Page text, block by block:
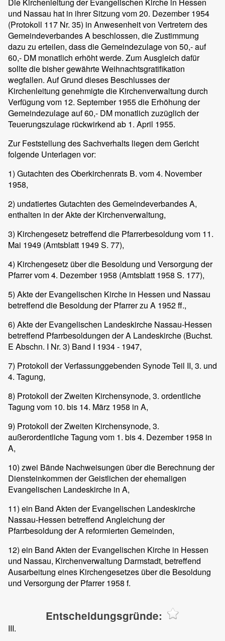
und Nassau hat in ihrer Sitzung vom 20. Dezember 1954
(Protokoll 117 Nr. 35) in Anwesenheit von Vertretern des
Gemeindeverbandes A beschlossen, die Zustimmung
dazu zu erteilen, dass die Gemeindezulage von 50,- auf
60,- DM monatlich erhöht werde. Zum Ausgleich dafür
sollte die bisher gewährte Weihnachtsgratifikation
wegfallen. Auf Grund dieses Beschlusses der
Kirchenleitung genehmigte die Kirchenverwaltung durch
Verfügung vom 12. September 1955 die Erhöhung der
Gemeindezulage auf 60,- DM monatlich zuzüglich der
Teuerungszulage rückwirkend ab 1. April 1955.
Zur Feststellung des Sachverhalts liegen dem Gericht
folgende Unterlagen vor:
1) Gutachten des Oberkirchenrats B. vom 4. November
1958,
2) undatiertes Gutachten des Gemeindeverbandes A,
enthalten in der Akte der Kirchenverwaltung,
3) Kirchengesetz betreffend die Pfarrerbesoldung vom 11.
Mai 1949 (Amtsblatt 1949 S. 77),
4) Kirchengesetz über die Besoldung und Versorgung der
Pfarrer vom 4. Dezember 1958 (Amtsblatt 1958 S. 177),
5) Akte der Evangelischen Kirche in Hessen und Nassau
betreffend die Besoldung der Pfarrer zu A 1952 ff.,
6) Akte der Evangelischen Landeskirche Nassau-Hessen
betreffend Pfarrbesoldungen der A Landeskirche (Buchst.
E Abschn. I Nr. 3) Band I 1934 - 1947,
7) Protokoll der Verfassunggebenden Synode Teil II, 3. und
4. Tagung,
8) Protokoll der Zweiten Kirchensynode, 3. ordentliche
Tagung vom 10. bis 14. März 1958 in A,
9) Protokoll der Zweiten Kirchensynode, 3.
außerordentliche Tagung vom 1. bis 4. Dezember 1958 in
A,
10) zwei Bände Nachweisungen über die Berechnung der
Diensteinkommen der Geistlichen der ehemaligen
Evangelischen Landeskirche in A,
11) ein Band Akten der Evangelischen Landeskirche
Nassau-Hessen betreffend Angleichung der
Pfarrbesoldung der A reformierten Gemeinden,
12) ein Band Akten der Evangelischen Kirche in Hessen
und Nassau, Kirchenverwaltung Darmstadt, betreffend
Ausarbeitung eines Kirchengesetzes über die Besoldung
und Versorgung der Pfarrer 1958 f.
Entscheidungsgründe:
III.